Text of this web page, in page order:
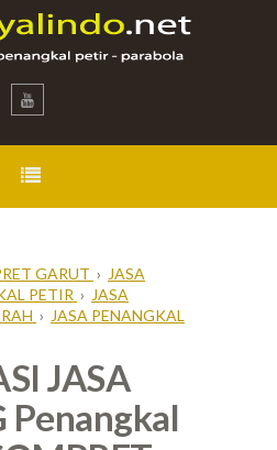
GARUT › JASA
PETIR › JASA
› JASA PENANGKAL
JASA
Penangkal